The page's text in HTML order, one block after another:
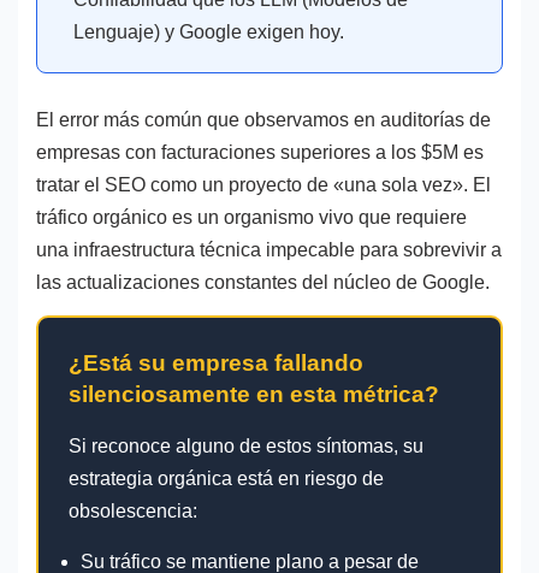
Lenguaje) y Google exigen hoy.
El error más común que observamos en auditorías de
empresas con facturaciones superiores a los $5M es
tratar el SEO como un proyecto de «una sola vez». El
tráfico orgánico es un organismo vivo que requiere
una infraestructura técnica impecable para sobrevivir a
las actualizaciones constantes del núcleo de Google.
¿Está su empresa fallando
silenciosamente en esta métrica?
Si reconoce alguno de estos síntomas, su
estrategia orgánica está en riesgo de
obsolescencia:
Su tráfico se mantiene plano a pesar de